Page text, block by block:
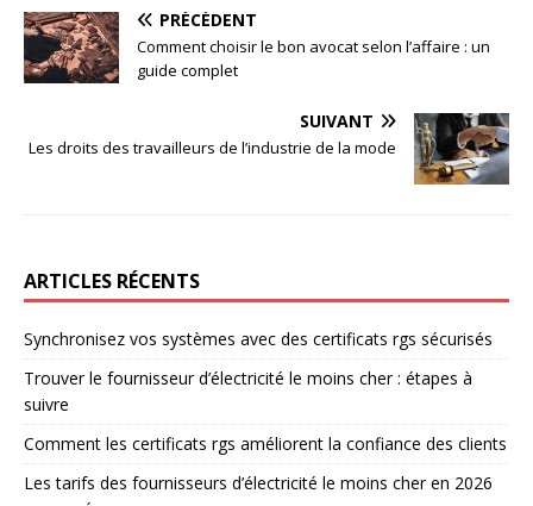
PRÉCÉDENT
Comment choisir le bon avocat selon l’affaire : un
guide complet
SUIVANT
Les droits des travailleurs de l’industrie de la mode
ARTICLES RÉCENTS
Synchronisez vos systèmes avec des certificats rgs sécurisés
Trouver le fournisseur d’électricité le moins cher : étapes à
suivre
Comment les certificats rgs améliorent la confiance des clients
Les tarifs des fournisseurs d’électricité le moins cher en 2026